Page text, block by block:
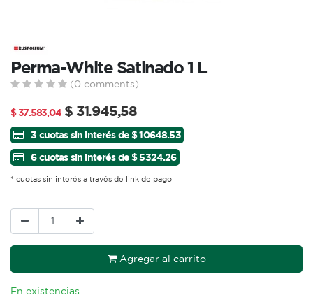
Perma-White Satinado 1 L
(0 comments)
$37.583,04 $ 31.945,58
3 cuotas sin interés de $ 10648.53
6 cuotas sin interés de $ 5324.26
* cuotas sin interés a través de link de pago
Agregar al carrito
En existencias